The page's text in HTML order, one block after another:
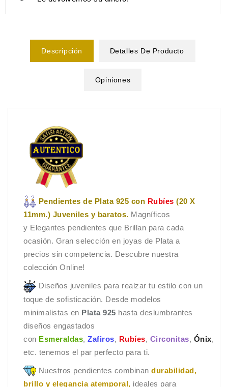
Descripción Detalles De Producto
Opiniones
Pendientes de Plata 925 con Rubíes (20 X
11mm.) Juveniles y baratos. Magníficos
y Elegantes pendientes que Brillan para cada
ocasión. Gran selección en joyas de Plata a
precios sin competencia. Descubre nuestra
colección Online!
Diseños juveniles para realzar tu estilo con un
toque de sofisticación. Desde modelos
minimalistas en Plata 925 hasta deslumbrantes
diseños engastados
con Esmeraldas, Zafiros, Rubíes, Circonitas, Ónix,
etc. tenemos el par perfecto para ti.
Nuestros pendientes combinan durabilidad,
brillo y elegancia atemporal, ideales para